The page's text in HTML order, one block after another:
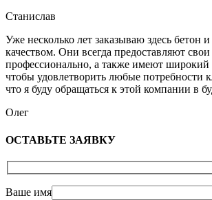
Станислав
Уже несколько лет заказываю здесь бетон
качеством. Они всегда предоставляют
профессионально, а также имеют широкий
чтобы удовлетворить любые потребности
что я буду обращаться к этой компании в
Олег
ОСТАВЬТЕ ЗАЯВКУ
Ваше имя